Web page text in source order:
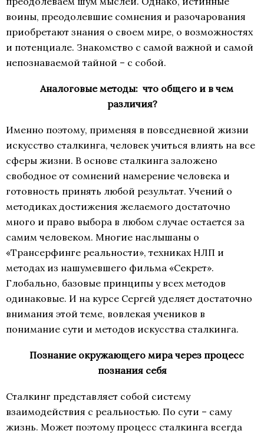
воины, преодолевшие сомнения и разочарования
приобретают знания о своем мире, о возможностях
и потенциале. Знакомство с самой важной и самой
непознаваемой тайной – с собой.
Аналоговые методы: что общего и в чем
различия?
Именно поэтому, применяя в повседневной жизни
искусство сталкинга, человек учиться влиять на все
сферы жизни. В основе сталкинга заложено
свободное от сомнений намерение человека и
готовность принять любой результат. Учений о
методиках достижения желаемого достаточно
много и право выбора в любом случае остается за
самим человеком. Многие наслышаны о
«Трансерфинге реальности», техниках НЛП и
методах из нашумевшего фильма «Секрет».
Глобально, базовые принципы у всех методов
одинаковые. И на курсе Сергей уделяет достаточно
внимания этой теме, вовлекая учеников в
понимание сути и методов искусства сталкинга.
Познание окружающего мира через процесс
познания себя
Сталкинг представляет собой систему
взаимодействия с реальностью. По сути – саму
жизнь. Может поэтому процесс сталкинга всегда